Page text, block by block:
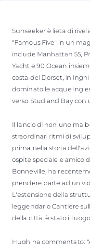
Sunseeker è lieta di
"Famous Five" in un
include Manhattan 55,
Yacht e 90 Ocean
costa del Dorset, in
dominato le acque
verso Studland Bay con
Il lancio di non uno ma
straordinari ritmi di
prima nella storia
ospite speciale e amico
Bonneville, ha
prendere parte ad un
L'estensione della
leggendario Cantiere
della città, è stato il
Hugh ha commentato: